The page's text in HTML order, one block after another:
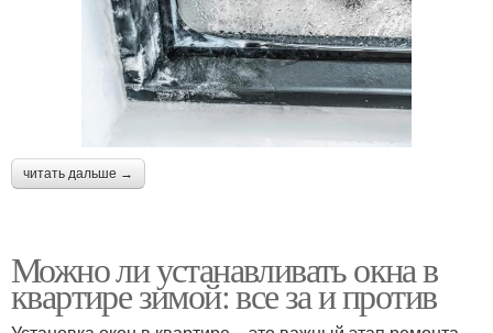
читать дальше →
Можно ли устанавливать окна в
квартире зимой: все за и против